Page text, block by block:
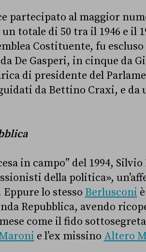
partecipato al maggior
un totale di 50 tra il 1946 e il
Costituente, fu
De Gasperi, in cinque da
di presidente del
da Bettino Craxi, e da
in campo” del 1994,
della politica»,
Eppure lo stesso Berlusconi
Repubblica, avendo
come il fido
e l’ex missino Altero